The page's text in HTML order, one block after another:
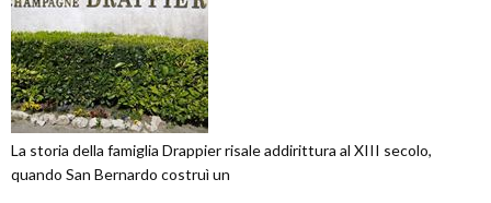
La storia della famiglia Drappier risale addirittura al XIII secolo,
quando San Bernardo costruì un